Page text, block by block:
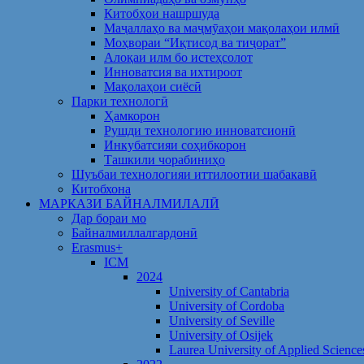
Китобҳои нашршуда
Маҷаллаҳо ва маҷмӯаҳои мақолаҳои илмӣ
Моҳвораи “Иқтисод ва тиҷорат”
Алоқаи илм бо истеҳсолот
Инноватсия ва ихтироот
Мақолаҳои сиёсӣ
Парки технологӣ
Ҳамкорон
Рушди технологию инноватсионӣ
Инкубатсияи соҳибкорон
Ташкили чорабиниҳо
Шуъбаи технологияи иттилоотии шабакавӣ
Китобхона
МАРКАЗИ БАЙНАЛМИЛАЛӢ
Дар бораи мо
Байналмиллалгардонӣ
Erasmus+
ICM
2024
University of Cantabria
University of Cordoba
University of Seville
University of Osijek
Laurea University of Applied